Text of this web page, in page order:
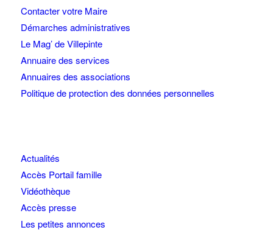
Contacter votre Maire
Démarches administratives
Le Mag’ de Villepinte
Annuaire des services
Annuaires des associations
Politique de protection des données personnelles
Actualités
Accès Portail famille
Vidéothèque
Accès presse
Les petites annonces